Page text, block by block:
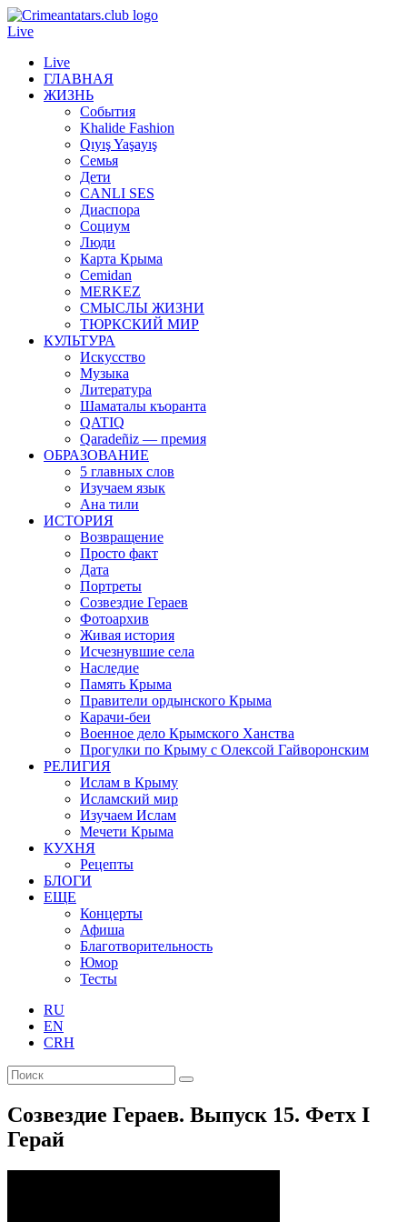
Live
Live
ГЛАВНАЯ
ЖИЗНЬ
События
Khalide Fashion
Qıyış Yaşayış
Семья
Дети
CANLI SES
Диаспора
Социум
Люди
Карта Крыма
Cemidan
МERKEZ
СМЫСЛЫ ЖИЗНИ
ТЮРКСКИЙ МИР
КУЛЬТУРА
Искусство
Музыка
Литература
Шаматалы къоранта
QATIQ
Qaradeñiz — премия
ОБРАЗОВАНИЕ
5 главных слов
Изучаем язык
Ана тили
ИСТОРИЯ
Возвращение
Просто факт
Дата
Портреты
Созвездие Гераев
Фотоархив
Живая история
Исчезнувшие села
Наследие
Память Крыма
Правители ордынского Крыма
Карачи-беи
Военное дело Крымского Ханства
Прогулки по Крыму с Олексой Гайворонским
РЕЛИГИЯ
Ислам в Крыму
Исламский мир
Изучаем Ислам
Мечети Крыма
КУХНЯ
Рецепты
БЛОГИ
ЕЩЕ
Концерты
Афиша
Благотворительность
Юмор
Тесты
RU
EN
CRH
Созвездие Гераев. Выпуск 15. Фетх I
Герай